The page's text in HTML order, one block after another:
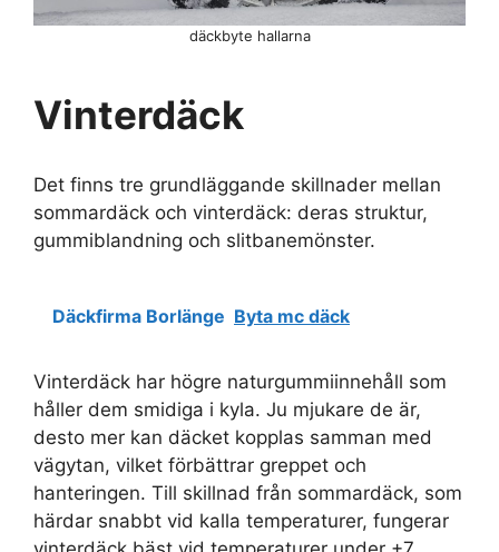
Vinterdäck
Det finns tre grundläggande skillnader mellan
sommardäck och vinterdäck: deras struktur,
gummiblandning och slitbanemönster.
Däckfirma Borlänge Byta mc däck
Vinterdäck har högre naturgummiinnehåll som
håller dem smidiga i kyla. Ju mjukare de är,
desto mer kan däcket kopplas samman med
vägytan, vilket förbättrar greppet och
hanteringen. Till skillnad från sommardäck, som
härdar snabbt vid kalla temperaturer, fungerar
däckbyte hallarna